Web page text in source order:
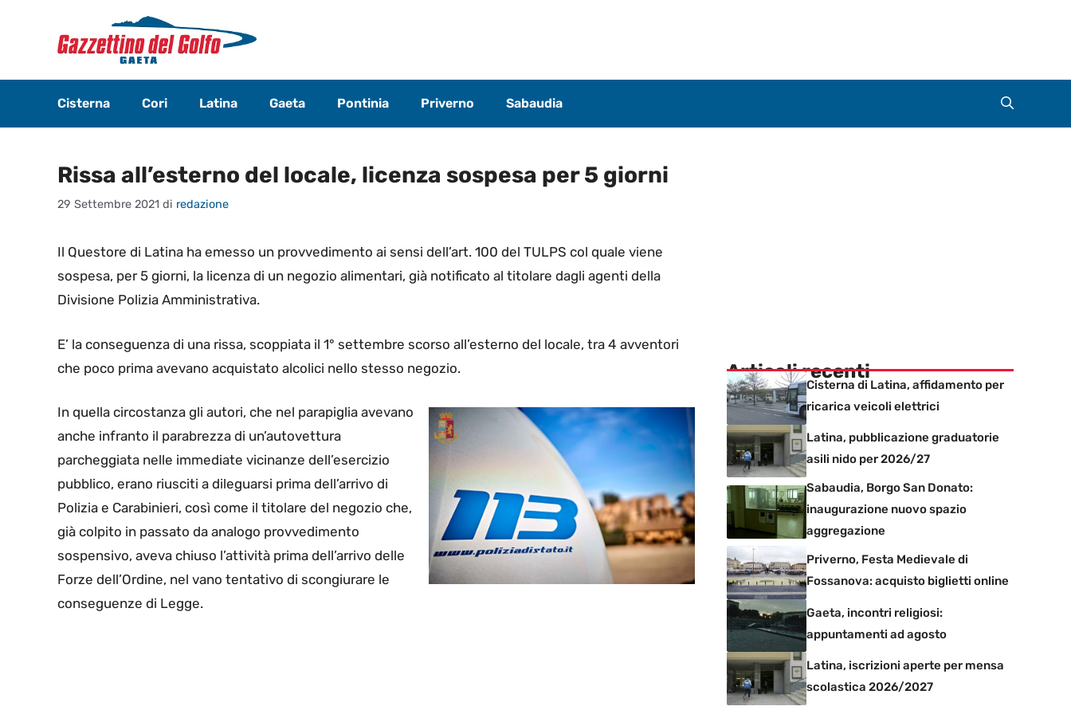
contenuto
Cisterna Cori Latina Gaeta Pontinia Priverno Sabaudia
Rissa all’esterno del locale, licenza sospesa per 5 giorni
29 Settembre 2021 di redazione
Il Questore di Latina ha emesso un provvedimento ai sensi dell’art. 100 del TULPS col quale viene
sospesa, per 5 giorni, la licenza di un negozio alimentari, già notificato al titolare dagli agenti della
Divisione Polizia Amministrativa.
E’ la conseguenza di una rissa, scoppiata il 1° settembre scorso all’esterno del locale, tra 4 avventori
che poco prima avevano acquistato alcolici nello stesso negozio.
In quella circostanza gli autori, che nel parapiglia avevano
anche infranto il parabrezza di un’autovettura
parcheggiata nelle immediate vicinanze dell’esercizio
pubblico, erano riusciti a dileguarsi prima dell’arrivo di
Polizia e Carabinieri, così come il titolare del negozio che,
già colpito in passato da analogo provvedimento
sospensivo, aveva chiuso l’attività prima dell’arrivo delle
Forze dell’Ordine, nel vano tentativo di scongiurare le
conseguenze di Legge.
Articoli recenti
Cisterna di Latina, affidamento per
ricarica veicoli elettrici
Latina, pubblicazione graduatorie
asili nido per 2026/27
Sabaudia, Borgo San Donato:
inaugurazione nuovo spazio
aggregazione
Priverno, Festa Medievale di
Fossanova: acquisto biglietti online
Gaeta, incontri religiosi:
appuntamenti ad agosto
Latina, iscrizioni aperte per mensa
scolastica 2026/2027